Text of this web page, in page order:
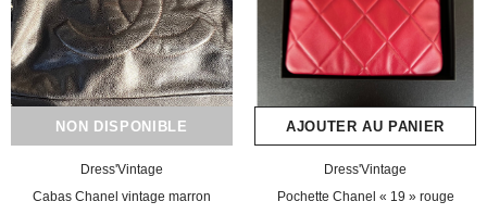
NON DISPONIBLE
Dress'Vintage
Cabas Chanel vintage marron
AJOUTER AU PANIER
Dress'Vintage
Pochette Chanel « 19 » rouge